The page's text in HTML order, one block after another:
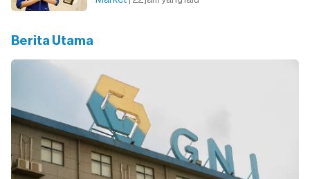
Berita Utama